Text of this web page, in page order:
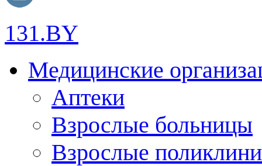
131.BY
Медицинские
Аптеки
Взрослые больницы
Взрослые